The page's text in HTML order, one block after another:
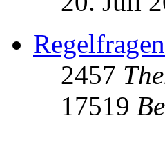
2457
17519